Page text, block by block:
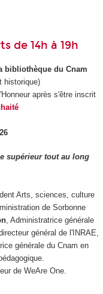
de 14h à 19h
bibliothèque du Cnam
historique)
après s'être inscrit
supérieur tout au long
Arts, sciences, culture
de Sorbonne
, Administratrice générale
général de l'INRAE,
générale du Cnam en
de WeAre One.